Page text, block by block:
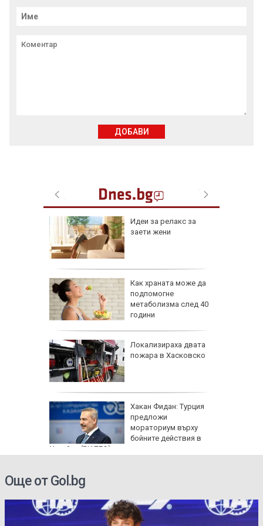
Идеи за релакс за
заети жени
Как храната може да
подпомогне
метаболизма след 40
години
Локализираха двата
пожара в Хасковско
Хакан Фидан: Турция
предложи
мораториум върху
бойните действия в
Украйна (ВИДЕО)
ДОБАВИ
Още от Gol.bg